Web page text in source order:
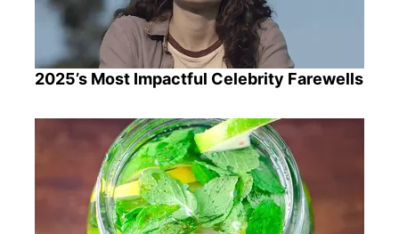
2025’s Most Impactful Celebrity Farewells